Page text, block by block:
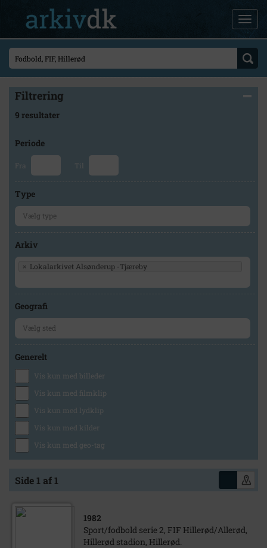
Filtrering
9 resultater
Periode
Fra Til
Type
Arkiv
× Lokalarkivet Alsønderup -Tjæreby
Geografi
Generelt
Vis kun med billeder
Vis kun med filmklip
Vis kun med lydklip
Vis kun med kilder
Vis kun med geo-tag
Side 1 af 1
1982
Sport/fodbold serie 2, FIF Hillerød/Allerød,
Hillerød stadion, Hillerød.